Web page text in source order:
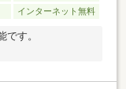
インターネット無料
す。